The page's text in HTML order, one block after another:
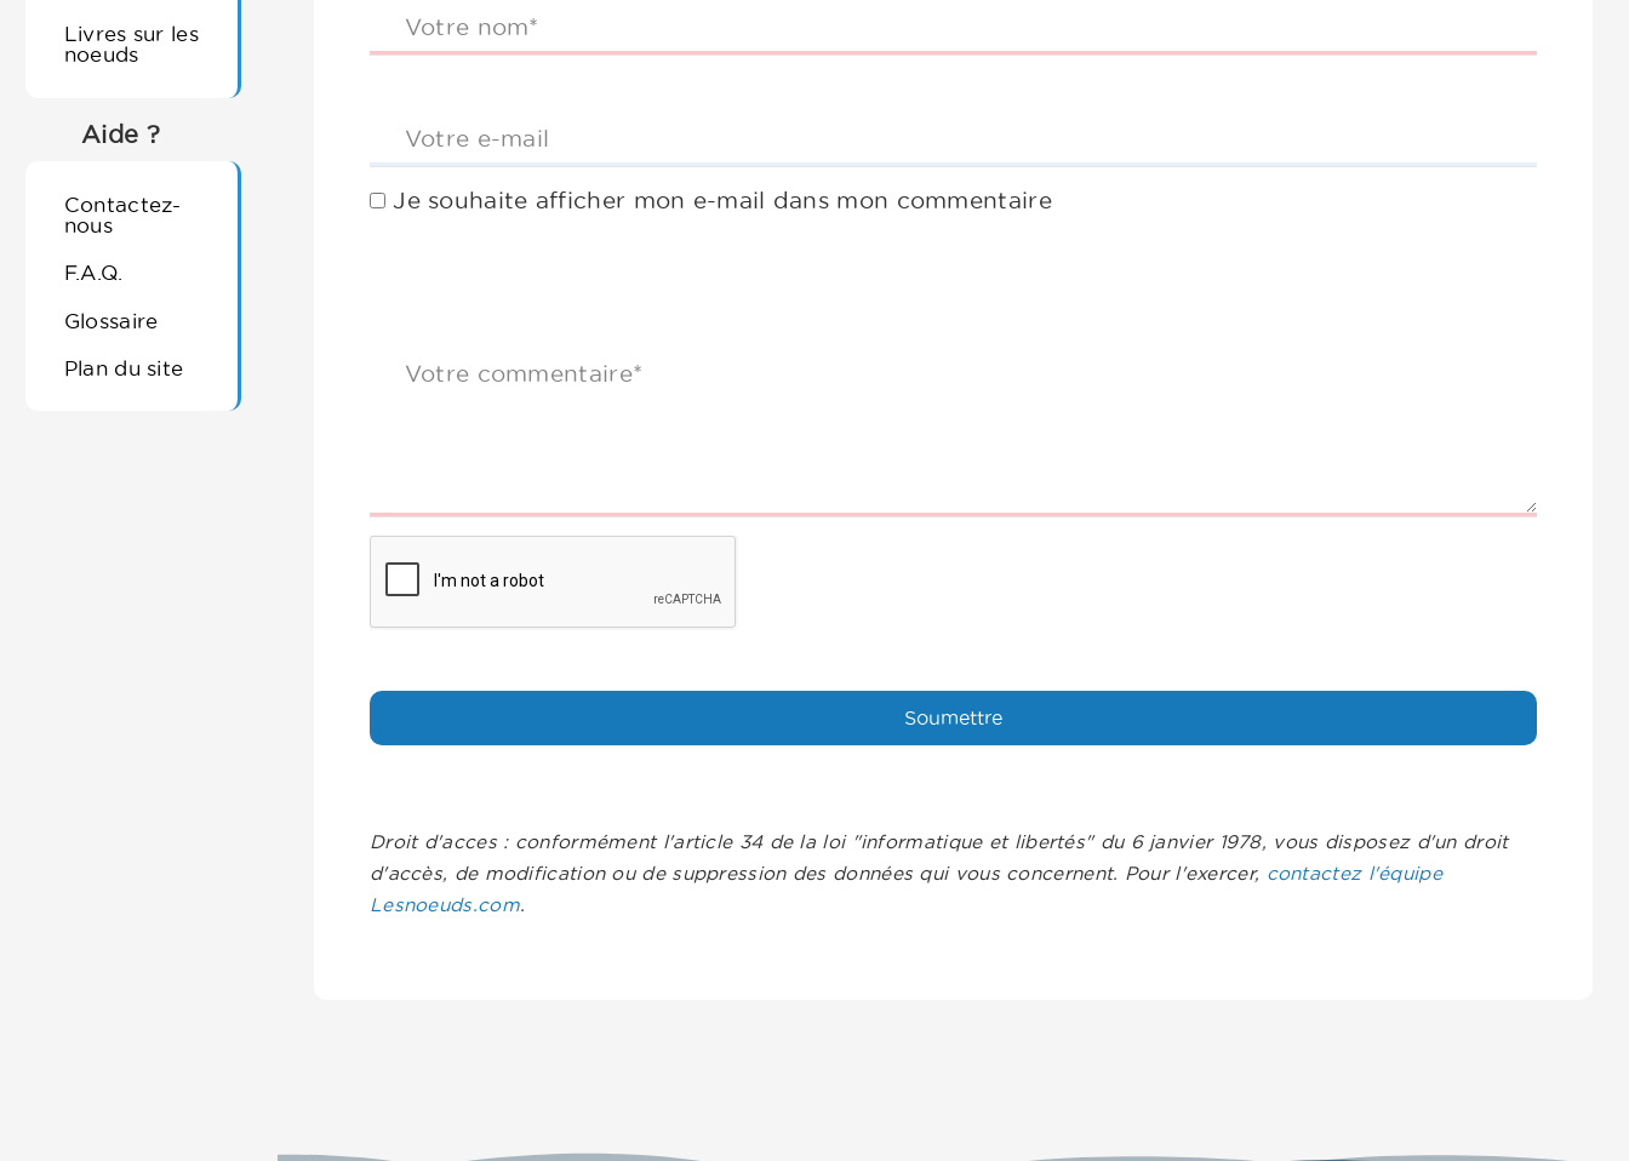
Livres sur les
noeuds
Aide ?
Contactez-
nous
F.A.Q.
Glossaire
Plan du site
Votre nom*
Votre e-mail
Je souhaite afficher mon e-mail dans mon commentaire
Votre commentaire*
Droit d'acces : conformément l'article 34 de la loi "informatique et libertés" du 6 janvier 1978, vous disposez d'un droit
d'accès, de modification ou de suppression des données qui vous concernent. Pour l'exercer, contactez l'équipe
Lesnoeuds.com.